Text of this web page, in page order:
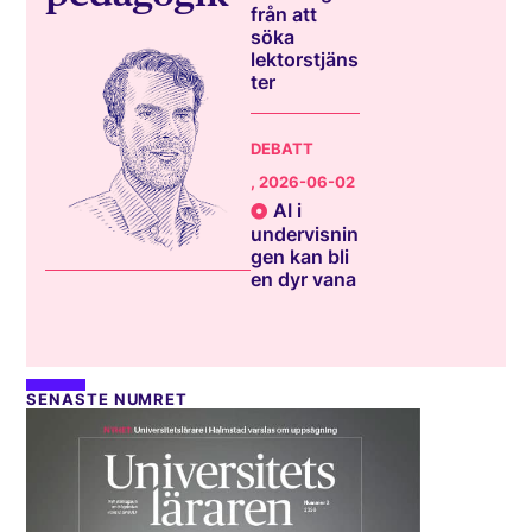
från att
söka
lektorstjäns
ter
DEBATT
, 2026-06-02
AI i
undervisnin
gen kan bli
en dyr vana
SENASTE NUMRET